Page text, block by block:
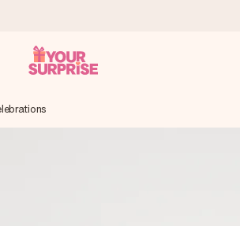
puissiez l’offrir au bon moment, quand